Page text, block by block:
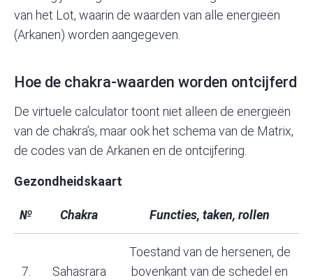
van het Lot, waarin de waarden van alle energieën
(Arkanen) worden aangegeven.
Hoe de chakra-waarden worden ontcijferd
De virtuele calculator toont niet alleen de energieën
van de chakra’s, maar ook het schema van de Matrix,
de codes van de Arkanen en de ontcijfering.
Gezondheidskaart
№ Chakra Functies, taken, rollen
7. Sahasrara
Toestand van de hersenen, de
bovenkant van de schedel en